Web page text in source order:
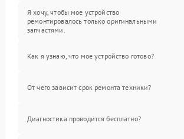
Я хочу, чтобы мое устройство
ремонтировалось только оригинальными
запчастями.
Как я узнаю, что мое устройство готово?
От чего зависит срок ремонта техники?
Диагностика проводится бесплатно?